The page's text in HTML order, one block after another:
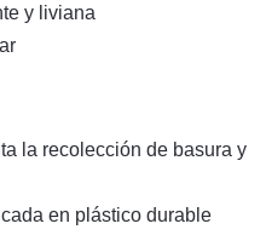
y liviana
la recolección de basura y
en plástico durable